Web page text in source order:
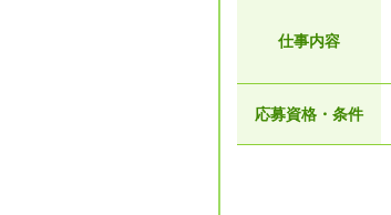
仕事内容
応募資格・条件